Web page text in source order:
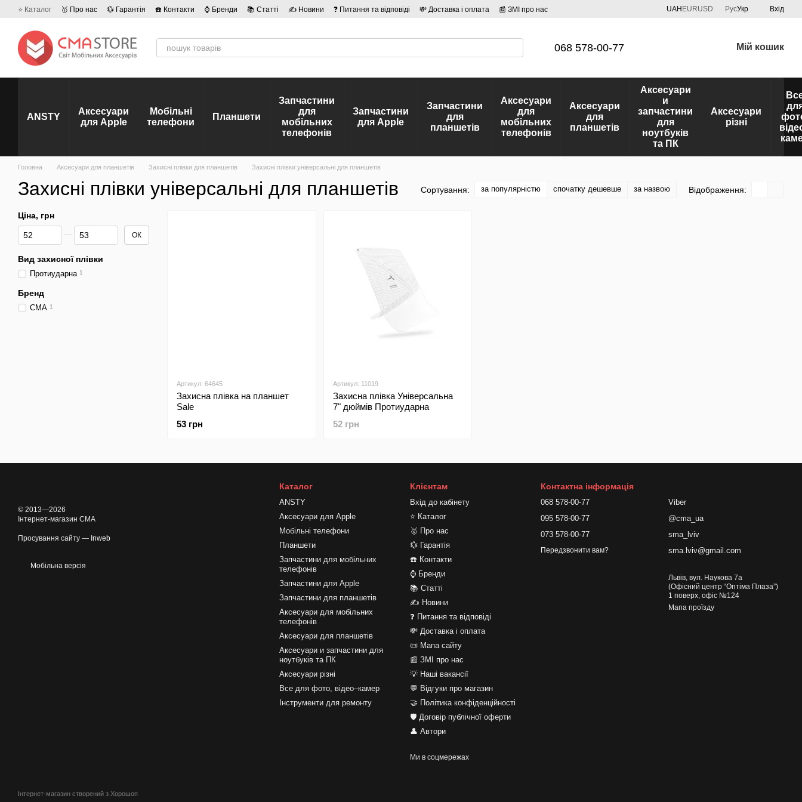
Перейти до основного контенту
⭐ Каталог 🥇 Про нас 💱 Гарантія ☎️ Контакти ⌚ Бренди 📚 Статті ✍ Новини ❓ Питання та відповіді 💸 Доставка і оплата
📰 ЗМІ про нас
UAH EURUSD РусУкр Вхід
068 578-00-77 Мій кошик
ANSTY
Аксесуари
для Apple
Мобільні
телефони
Планшети
Запчастини
для
мобільних
телефонів
Запчастини
для Apple
Запчастини
для
планшетів
Аксесуари
для
мобільних
телефонів
Аксесуари
для
планшетів
Аксесуари
и
запчастини
для
ноутбуків
та ПК
Аксесуари
різні
Головна Аксесуари для планшетів Захисні плівки для планшетів Захисні плівки універсальні для планшетів
Захисні плівки універсальні для планшетів Сортування: за популярністю спочатку дешевше за назвою Відображення:
Артикул: 64645
Захисна плівка на планшет
Sale
53 грн
Артикул: 11019
Захисна плівка Універсальна
7" дюймів Протиударна
52 грн
Ціна, грн
Від Ціна, грн
До Ціна, грн ОК
Вид захисної плівки
Протиударна 1
Бренд
CMA 1
© 2013—2026
Інтернет-магазин CMA
Просування сайту — Inweb
Мобільна версія
Інтернет-магазин створений з Хорошоп
Каталог
ANSTY
Аксесуари для Apple
Мобільні телефони
Планшети
Запчастини для мобільних
телефонів
Запчастини для Apple
Запчастини для планшетів
Аксесуари для мобільних
телефонів
Аксесуари для планшетів
Аксесуари и запчастини для
ноутбуків та ПК
Аксесуари різні
Все для фото, відео–камер
Інструменти для ремонту
Клієнтам
Вхід до кабінету
⭐ Каталог
🥇 Про нас
💱 Гарантія
☎️ Контакти
⌚ Бренди
📚 Статті
✍ Новини
❓ Питання та відповіді
💸 Доставка і оплата
📜 Мапа сайту
📰 ЗМІ про нас
💡 Наші вакансії
💬 Відгуки про магазин
🤝 Політика конфіденційності
🛡️ Договір публічної оферти
👤 Автори
Ми в соцмережах
Контактна інформація
068 578-00-77
095 578-00-77
073 578-00-77
Передзвонити вам?
Viber
@cma_ua
sma_lviv
sma.lviv@gmail.com
Львів, вул. Наукова 7а
(Офісний центр “Оптіма Плаза”)
1 поверх, офіс №124
Мапа проїзду